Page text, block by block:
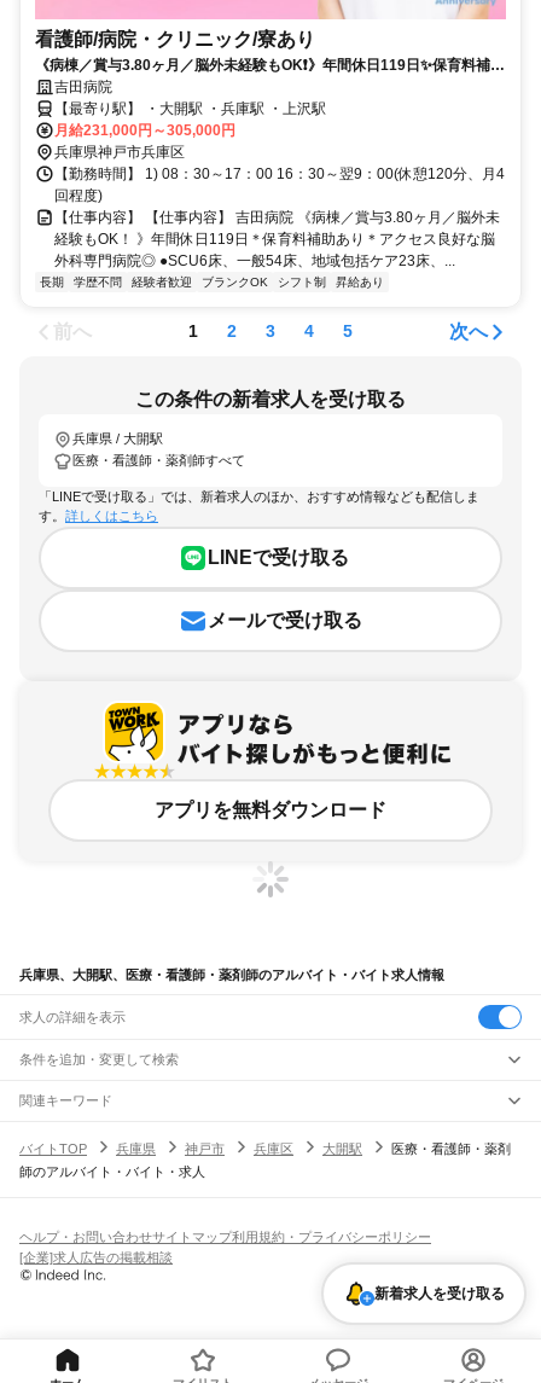
看護師/病院・クリニック/寮あり
《病棟／賞与3.80ヶ月／脳外未経験もOK❗️》年間休日119日✨保育料補助
あり✨アクセス良好な脳外科専門病院⭕
吉田病院
【最寄り駅】 ・大開駅 ・兵庫駅 ・上沢駅
月給231,000円～305,000円
兵庫県神戸市兵庫区
【勤務時間】 1) 08：30～17：00 16：30～翌9：00(休憩120分、月4
回程度)
【仕事内容】 【仕事内容】 吉田病院 《病棟／賞与3.80ヶ月／脳外未
経験もOK！ 》年間休日119日＊保育料補助あり＊アクセス良好な脳
外科専門病院◎ ●SCU6床、一般54床、地域包括ケア23床、...
長期 学歴不問 経験者歓迎 ブランクOK シフト制 昇給あり
前へ 1 2 3 4 5 次へ
この条件の新着求人を受け取る
兵庫県 / 大開駅
医療・看護師・薬剤師すべて
「LINEで受け取る」では、新着求人のほか、おすすめ情報なども配信しま
す。 詳しくはこちら
LINEで受け取る
メールで受け取る
アプリを無料ダウンロード
兵庫県、大開駅、医療・看護師・薬剤師のアルバイト・バイト求人情報
求人の詳細を表示
条件を追加・変更して検索
市区町村を追加・変更
兵庫県すべて
神戸市 すべて
西脇市宝塚市三木市高砂市川西市小野市三田市加西市丹波篠山市
丹波市南あわじ市朝来市 たつの市川辺郡多可郡加古郡
神崎郡揖保郡
駅を追加・変更
JR神戸線(神戸～姫路)
神戸駅 兵庫駅 須磨駅 塩屋駅
東加古川駅 加古川駅宝殿駅曽根駅
JR山陽本線(姫路～岡山)
姫路駅英賀保駅 はりま勝原駅 相生駅有年駅
職種を追加・変更
飲食・フードサービスすべて
ホールスタッフキッチンスタッフ
パン屋（ベーカリー）
バー（BAR）・バーテンダー
飲食店（店長・マネージャー）
営業テレフォンアポインター（テレアポ） ルートセールス
フードカウンター販売員
アパレル 家電量販店・携帯販売（携帯ショップ）
人気
日払いOK高校生歓迎 髪型・髪色自由
留学生・外国人活躍中
シフト
土日祝のみOK
平日のみOK 週1日からOK 週2・3日からOK 週4日以上OK
雇用形態を追加・変更
派遣社員
業務委託
関連キーワード
バイトTOP
兵庫県 神戸市 兵庫区 大開駅
医療・看護師・薬剤
師のアルバイト・バイト・求人
新着求人を受け取る
ヘルプ・お問い合わせサイトマップ利用規約・プライバシーポリシー
[企業]求人広告の掲載相談